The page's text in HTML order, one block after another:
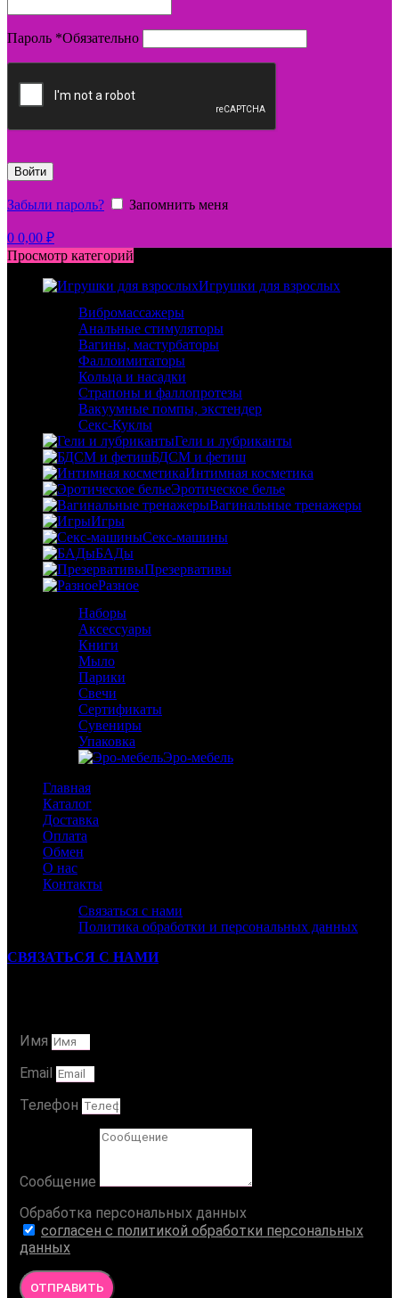
Пароль *Обязательно
Войти
Забыли пароль? Запомнить меня
0 0,00 ₽
Просмотр категорий
Игрушки для взрослых
Вибромассажеры
Анальные стимуляторы
Вагины, мастурбаторы
Фаллоимитаторы
Кольца и насадки
Страпоны и фаллопротезы
Вакуумные помпы, экстендер
Секс-Куклы
Гели и лубриканты
БДСМ и фетиш
Интимная косметика
Эротическое белье
Вагинальные тренажеры
Игры
Секс-машины
БАДы
Презервативы
Разное
Наборы
Аксессуары
Книги
Мыло
Парики
Свечи
Сертификаты
Сувениры
Упаковка
Эро-мебель
Главная
Каталог
Доставка
Оплата
Обмен
О нас
Контакты
Связаться с нами
Политика обработки и персональных данных
СВЯЗАТЬСЯ С НАМИ
Имя
Email
Телефон
Сообщение
Обработка персональных данных
согласен с политикой обработки персональных
данных
ОТПРАВИТЬ